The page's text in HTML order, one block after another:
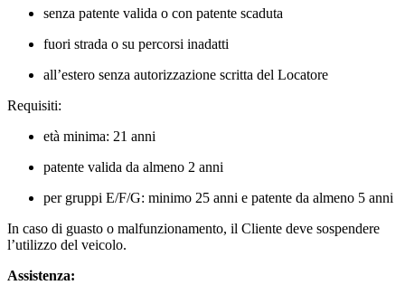
senza patente valida o con patente scaduta
fuori strada o su percorsi inadatti
all’estero senza autorizzazione scritta del Locatore
Requisiti:
età minima: 21 anni
patente valida da almeno 2 anni
per gruppi E/F/G: minimo 25 anni e patente da almeno 5 anni
In caso di guasto o malfunzionamento, il Cliente deve sospendere
l’utilizzo del veicolo.
Assistenza: